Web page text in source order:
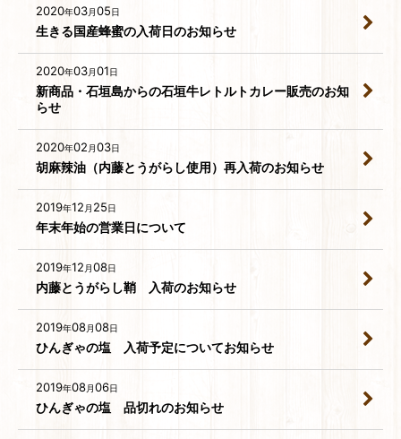
2020年03月05日
生きる国産蜂蜜の入荷日のお知らせ
2020年03月01日
新商品・石垣島からの石垣牛レトルトカレー販売のお知
らせ
2020年02 月03日
胡麻辣油（内藤とうがらし使用）再入荷のお知らせ
2019年12 月 25日
年末年始の営業日について
2019年12 月08日
内藤とうがらし鞘 入荷のお知らせ
2019年08月08日
ひんぎゃの塩 入荷予定についてお知らせ
2019年08月06日
ひんぎゃの塩 品切れのお知らせ